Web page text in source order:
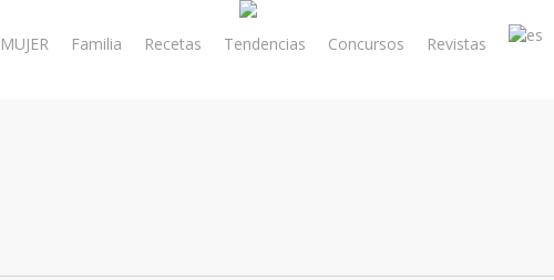
MUJER Familia Recetas Tendencias Concursos Revistas